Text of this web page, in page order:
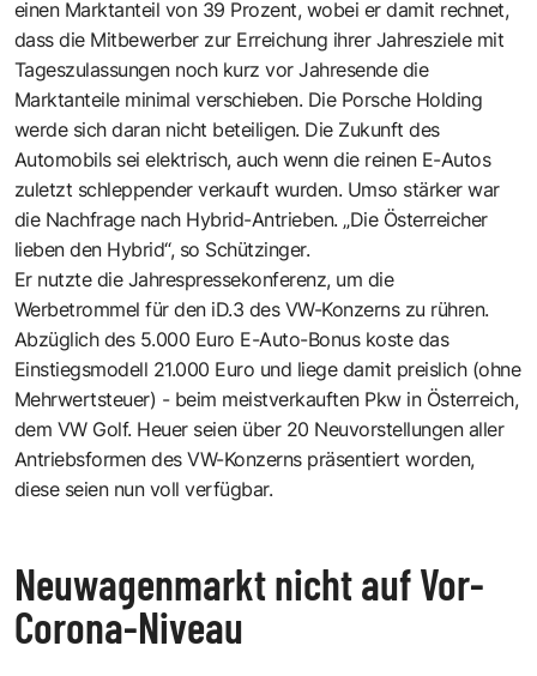
einen Marktanteil von 39 Prozent, wobei er damit rechnet,
dass die Mitbewerber zur Erreichung ihrer Jahresziele mit
Tageszulassungen noch kurz vor Jahresende die
Marktanteile minimal verschieben. Die Porsche Holding
werde sich daran nicht beteiligen. Die Zukunft des
Automobils sei elektrisch, auch wenn die reinen E-Autos
zuletzt schleppender verkauft wurden. Umso stärker war
die Nachfrage nach Hybrid-Antrieben. „Die Österreicher
lieben den Hybrid“, so Schützinger.
Er nutzte die Jahrespressekonferenz, um die
Werbetrommel für den iD.3 des VW-Konzerns zu rühren.
Abzüglich des 5.000 Euro E-Auto-Bonus koste das
Einstiegsmodell 21.000 Euro und liege damit preislich (ohne
Mehrwertsteuer) - beim meistverkauften Pkw in Österreich,
dem VW Golf. Heuer seien über 20 Neuvorstellungen aller
Antriebsformen des VW-Konzerns präsentiert worden,
diese seien nun voll verfügbar.
Neuwagenmarkt nicht auf Vor-
Corona-Niveau